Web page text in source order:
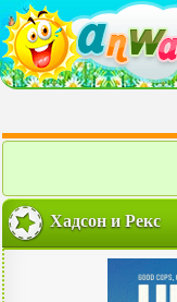
Хадсон и Рекс